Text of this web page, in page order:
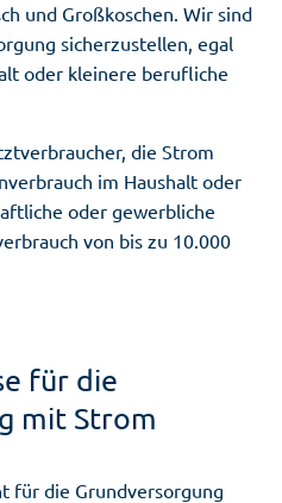
und Großkoschen. Wir sind
sicherzustellen, egal
oder kleinere berufliche
die Strom
im Haushalt oder
oder gewerbliche
von bis zu 10.000
für die
mit Strom
für die Grundversorgung